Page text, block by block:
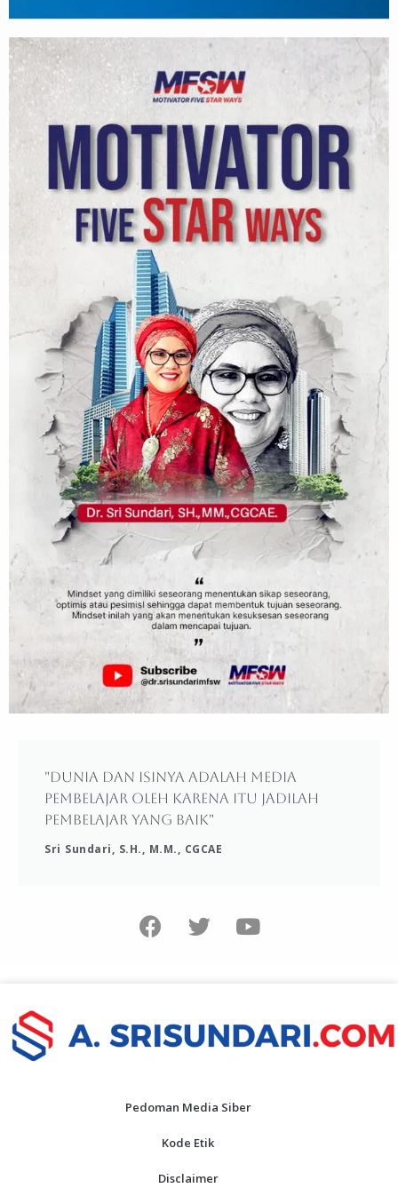
"Dunia dan isinya adalah media
pembelajar oleh karena itu jadilah
pembelajar yang baik"
Sri Sundari, S.H., M.M., CGCAE
Pedoman Media Siber
Kode Etik
Disclaimer